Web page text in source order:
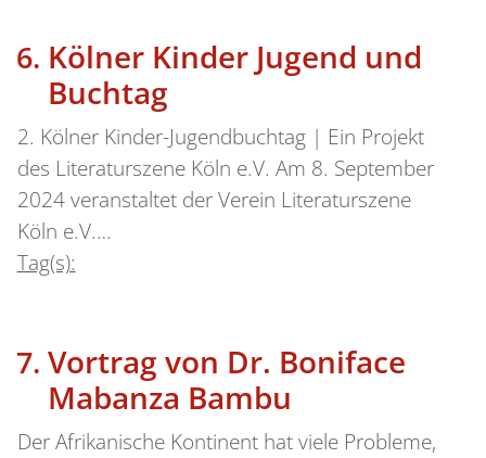
Kölner Kinder Jugend und
Buchtag
2. Kölner Kinder-Jugendbuchtag | Ein Projekt
des Literaturszene Köln e.V. Am 8. September
2024 veranstaltet der Verein Literaturszene
Köln e.V.…
Tag(s):
Vortrag von Dr. Boniface
Mabanza Bambu
Der Afrikanische Kontinent hat viele Probleme,